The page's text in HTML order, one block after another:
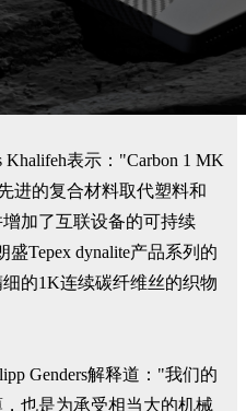
Khalifeh表示："Carbon 1 MK
进的复合材料取代塑料和
加了互联设备的可持续
Tepex dynalite产品系列的
的1K连续碳纤维丝的织物
Genders解释道："我们的
也是为承受相当大的机械